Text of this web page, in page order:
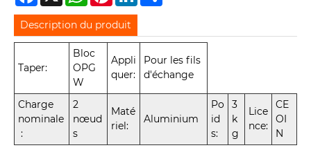
Description du produit
Taper:
Bloc
OPG
W
Appli
quer:
Pour les fils
d'échange
Charge
nominale
:
2
nœud
s
Maté
riel:
Aluminium
Po
id
s:
3
k
g
Lice
nce:
CE
OI
N